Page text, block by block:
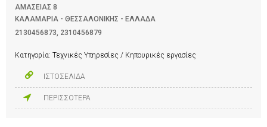
ΑΜΑΣΕΙΑΣ 8
ΚΑΛΑΜΑΡΙΑ - ΘΕΣΣΑΛΟΝΙΚΗΣ - ΕΛΛΑΔΑ
2130456873 2310456879
Κατηγορία: Τεχνικές Υπηρεσίες / Κηπουρικές εργασίες
ΙΣΤΟΣΕΛΙΔΑ
ΠΕΡΙΣΣΟΤΕΡΑ